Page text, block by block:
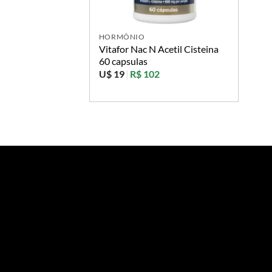
HORMÔNIO
Vitafor Nac N Acetil Cisteina
60 capsulas
U$ 19 | R$ 102